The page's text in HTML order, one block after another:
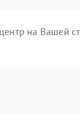
на Вашей